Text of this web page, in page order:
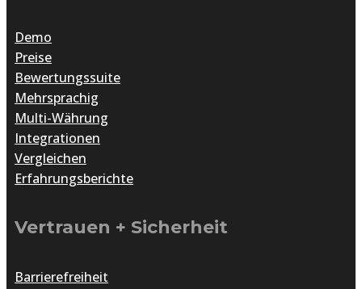
Demo
Preise
Bewertungssuite
Mehrsprachig
Multi-Währung
Integrationen
Vergleichen
Erfahrungsberichte
Vertrauen + Sicherheit
Barrierefreiheit